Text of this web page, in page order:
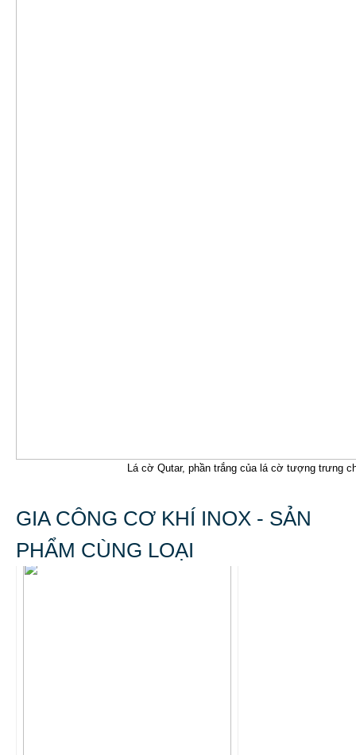
Lá cờ Qutar, phần trắng của lá cờ tượng trưng
GIA CÔNG CƠ KHÍ INOX - SẢN
PHẨM CÙNG LOẠI